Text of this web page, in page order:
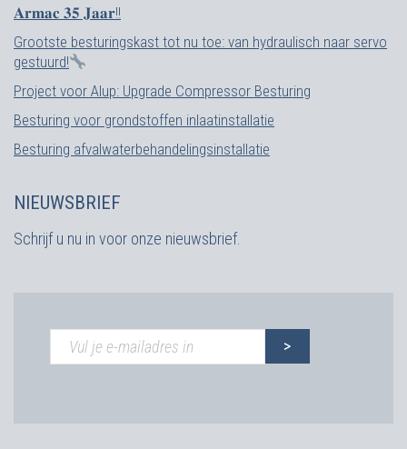
𝐀𝐫𝐦𝐚𝐜 𝟑𝟓 𝐉𝐚𝐚𝐫!!
Grootste besturingskast tot nu toe: van hydraulisch naar servo
gestuurd!
Project voor Alup: Upgrade Compressor Besturing
Besturing voor grondstoffen inlaatinstallatie
Besturing afvalwaterbehandelingsinstallatie
NIEUWSBRIEF
Schrijf u nu in voor onze nieuwsbrief.